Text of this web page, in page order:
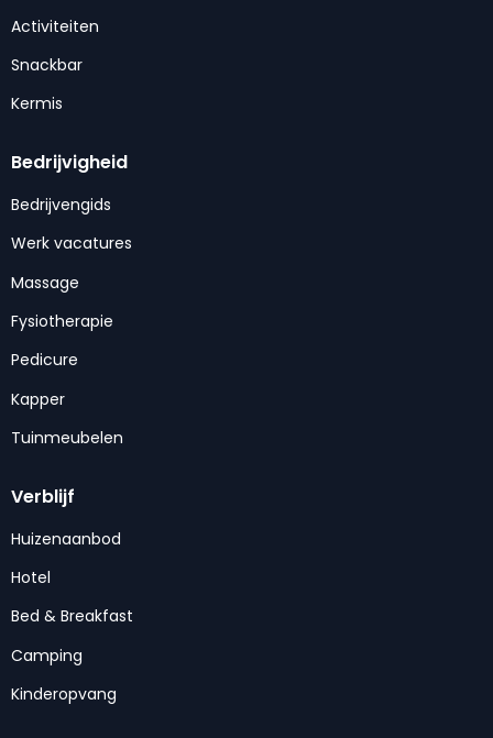
Activiteiten
Snackbar
Kermis
Bedrijvigheid
Bedrijvengids
Werk vacatures
Massage
Fysiotherapie
Pedicure
Kapper
Tuinmeubelen
Verblijf
Huizenaanbod
Hotel
Bed & Breakfast
Camping
Kinderopvang